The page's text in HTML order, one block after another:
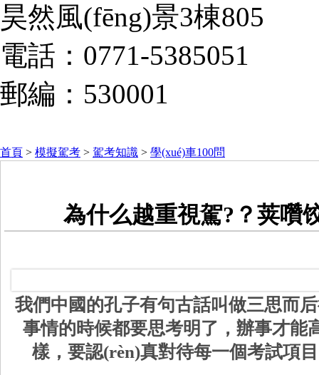
昊然風(fēng)景3棟805
電話：0771-5385051
郵編：530001
首頁 > 模擬駕考 > 駕考知識 > 學(xué)車100問
為什么越重視駕?？荚
我們中國的孔子有句古話叫做三思而后
事情的時候都要思考明了，辦事才
樣，要認(rèn)真對待每一個考試項目